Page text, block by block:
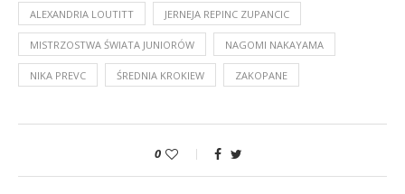
ALEXANDRIA LOUTITT JERNEJA REPINC ZUPANCIC
MISTRZOSTWA ŚWIATA JUNIORÓW NAGOMI NAKAYAMA
NIKA PREVC ŚREDNIA KROKIEW ZAKOPANE
0